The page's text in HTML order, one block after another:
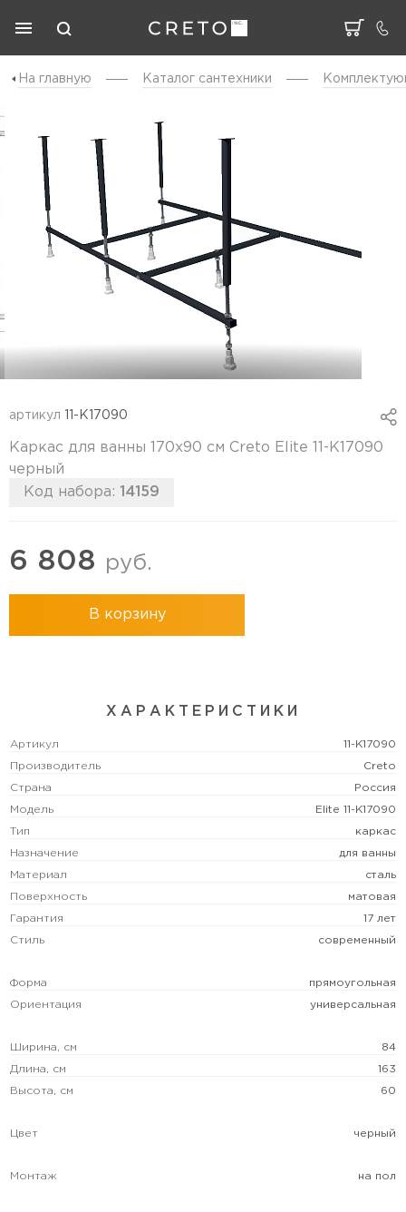
На главную Каталог cантехники
артикул 11-K17090
Каркас для ванны 170х90 см Creto Elite 11-K17090
черный
Код набора: 14159
6 808 руб.
В корзину
ХАРАКТЕРИСТИКИ
Артикул 11-K17090
Производитель Creto
Страна Россия
Модель Elite 11-K17090
Тип каркас
Назначение для ванны
Материал сталь
Поверхность матовая
Гарантия 17 лет
Стиль современный
Форма прямоугольная
Ориентация универсальная
Ширина, см 84
Длина, см 163
Высота, см 60
Цвет черный
Монтаж на пол